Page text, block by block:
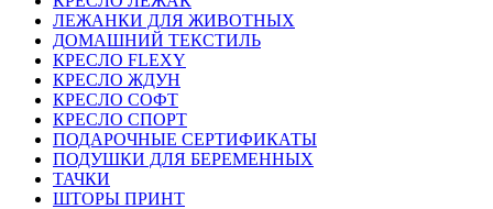
ЛЕЖАНКИ ДЛЯ ЖИВОТНЫХ
ДОМАШНИЙ ТЕКСТИЛЬ
КРЕСЛО FLEXY
КРЕСЛО ЖДУН
КРЕСЛО СОФТ
КРЕСЛО СПОРТ
ПОДАРОЧНЫЕ СЕРТИФИКАТЫ
ПОДУШКИ ДЛЯ БЕРЕМЕННЫХ
ТАЧКИ
ШТОРЫ ПРИНТ